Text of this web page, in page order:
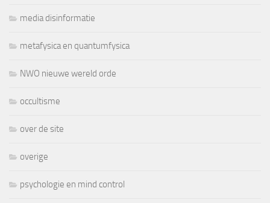
media disinformatie
metafysica en quantumfysica
NWO nieuwe wereld orde
occultisme
over de site
overige
psychologie en mind control